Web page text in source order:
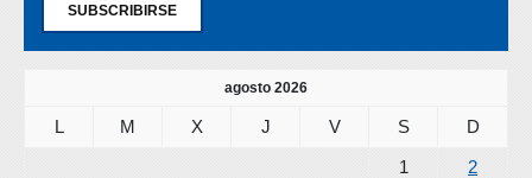
SUBSCRIBIRSE
agosto 2026
L M X J V S D
1
2